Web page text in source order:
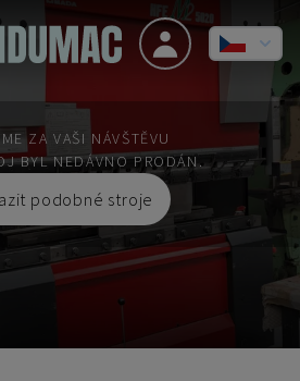
ZA VAŠI NÁVŠTĚVU
BYL NEDÁVNO PRODÁN.
podobné stroje